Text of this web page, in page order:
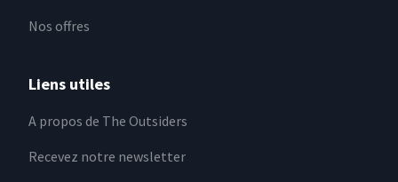
Nos offres
Liens utiles
A propos de The Outsiders
Recevez notre newsletter